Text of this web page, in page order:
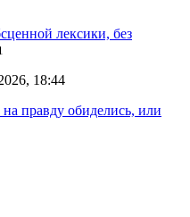
лексики, без
18:44
правду обиделись, или